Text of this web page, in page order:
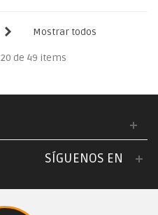
Mostrar todos
de 49 items
SÍGUENOS EN